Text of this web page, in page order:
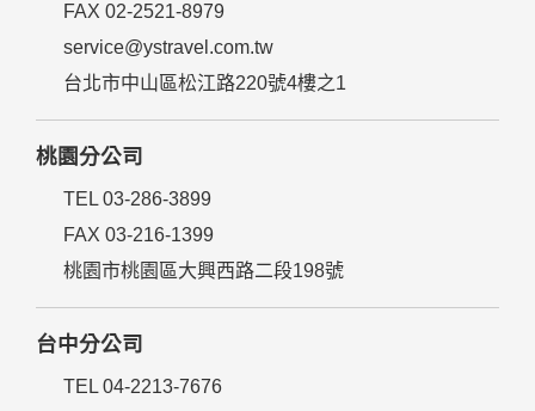
FAX 02-2521-8979
service@ystravel.com.tw
台北市中山區松江路220號4樓之1
桃園分公司
TEL 03-286-3899
FAX 03-216-1399
桃園市桃園區大興西路二段198號
台中分公司
TEL 04-2213-7676